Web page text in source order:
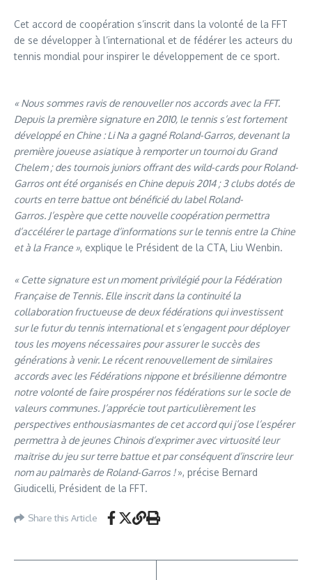
Cet accord de coopération s’inscrit dans la volonté de la FFT
de se développer à l’international et de fédérer les acteurs du
tennis mondial pour inspirer le développement de ce sport.
« Nous sommes ravis de renouveller nos accords avec la FFT.
Depuis la première signature en 2010, le tennis s’est fortement
développé en Chine : Li Na a gagné Roland-Garros, devenantla
première joueuse asiatique à remporter un tournoi du Grand
Chelem ; des tournois juniors offrant des wild-cards pour Roland-
Garros ont été organisés en Chine depuis 2014 ; 3 clubs dotés de
courts en terre battue ont bénéficié du label Roland-
Garros. J’espère que cette nouvelle coopération permettra
d’accélérer le partage d’informations sur le tennis entre la Chine
et à la France », explique le Président de la CTA, Liu Wenbin.
« Cette signature est un moment privilégié pour la Fédération
Française de Tennis. Elle inscrit dans la continuité la
collaboration fructueuse de deux fédérations qui investissent
sur le futur du tennis international et s’engagent pour déployer
tous les moyens nécessaires pour assurer le succès des
générations à venir. Le récent renouvellement de similaires
accords avec les Fédérations nippone et brésilienne démontre
notre volonté de faire prospérer nos fédérations sur le socle de
valeurs communes. J’apprécie tout particulièrement les
perspectives enthousiasmantes de cet accord qui j’ose l’espérer
permettra à de jeunes Chinois d’exprimer avec virtuosité leur
maitrise du jeu sur terre battue et par conséquent d’inscrire leur
nom au palmarès de Roland-Garros !», précise Bernard
Giudicelli, Président de la FFT.
Share this Article